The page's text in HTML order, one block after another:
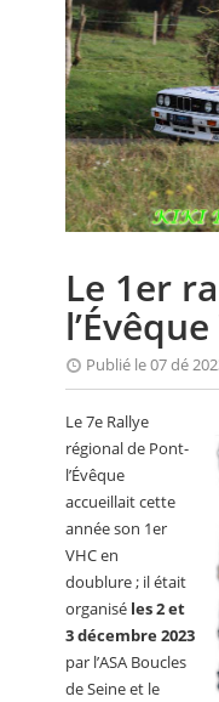
MONTAGNE
EVÈNEMENTS
CALENDRIER
FOCUS
ANNUAIRES
PETITES ANNONCES
Le 1er
Publié le 07 dé
Le 7e Rallye
régional de Pont-
l’Évêque
accueillait cette
année son 1er
VHC en
doublure ; il était
organisé les 2 et
3 décembre 2023
par l’ASA Boucles
de Seine et le